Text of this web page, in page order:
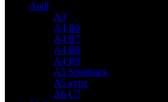
Audi
A3
A4 B6
A4 B7
A4 B8
A4 B9
A5 Sportback
A5 купе
A6 C7